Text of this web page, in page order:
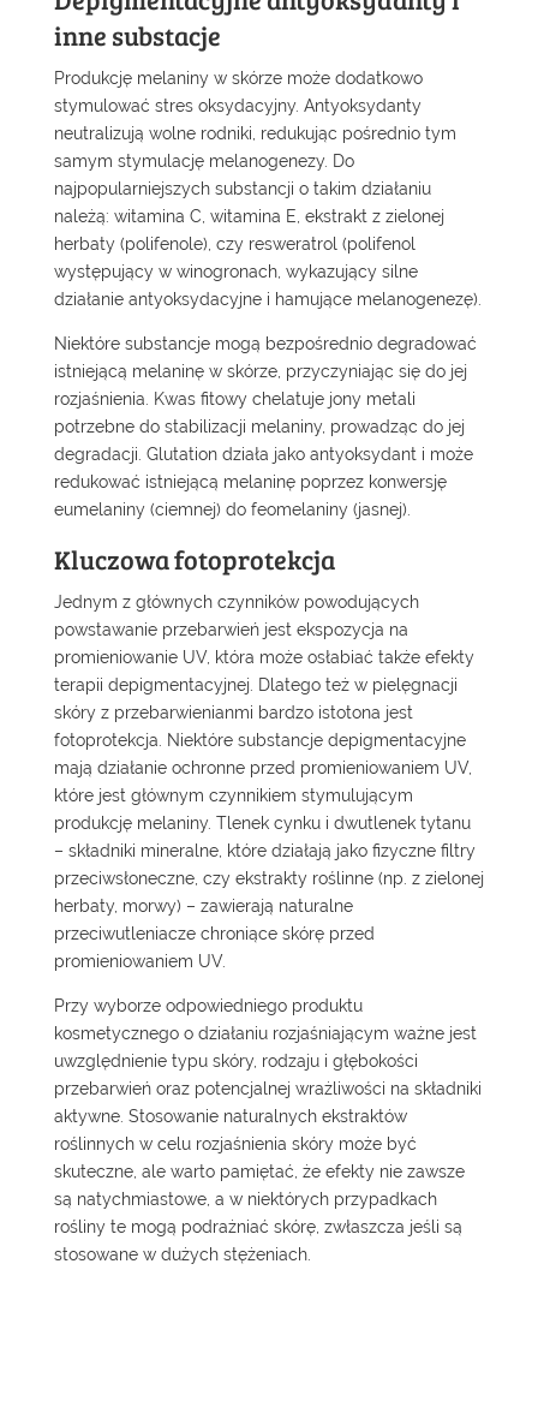
inne substacje
Produkcję melaniny w skórze może dodatkowo
stymulować stres oksydacyjny. Antyoksydanty
neutralizują wolne rodniki, redukując pośrednio tym
samym stymulację melanogenezy. Do
najpopularniejszych substancji o takim działaniu
należą: witamina C, witamina E, ekstrakt z zielonej
herbaty (polifenole), czy resweratrol (polifenol
występujący w winogronach, wykazujący silne
działanie antyoksydacyjne i hamujące melanogenezę).
Niektóre substancje mogą bezpośrednio degradować
istniejącą melaninę w skórze, przyczyniając się do jej
rozjaśnienia. Kwas fitowy chelatuje jony metali
potrzebne do stabilizacji melaniny, prowadząc do jej
degradacji. Glutation działa jako antyoksydant i może
redukować istniejącą melaninę poprzez konwersję
eumelaniny (ciemnej) do feomelaniny (jasnej).
Kluczowa fotoprotekcja
Jednym z głównych czynników powodujących
powstawanie przebarwień jest ekspozycja na
promieniowanie UV, która może osłabiać także efekty
terapii depigmentacyjnej. Dlatego też w pielęgnacji
skóry z przebarwienianmi bardzo istotona jest
fotoprotekcja. Niektóre substancje depigmentacyjne
mają działanie ochronne przed promieniowaniem UV,
które jest głównym czynnikiem stymulującym
produkcję melaniny. Tlenek cynku i dwutlenek tytanu
– składniki mineralne, które działają jako fizyczne filtry
przeciwsłoneczne, czy ekstrakty roślinne (np. z zielonej
herbaty, morwy) – zawierają naturalne
przeciwutleniacze chroniące skórę przed
promieniowaniem UV.
Przy wyborze odpowiedniego produktu
kosmetycznego o działaniu rozjaśniającym ważne jest
uwzględnienie typu skóry, rodzaju i głębokości
przebarwień oraz potencjalnej wrażliwości na składniki
aktywne. Stosowanie naturalnych ekstraktów
roślinnych w celu rozjaśnienia skóry może być
skuteczne, ale warto pamiętać, że efekty nie zawsze
są natychmiastowe, a w niektórych przypadkach
rośliny te mogą podrażniać skórę, zwłaszcza jeśli są
stosowane w dużych stężeniach.